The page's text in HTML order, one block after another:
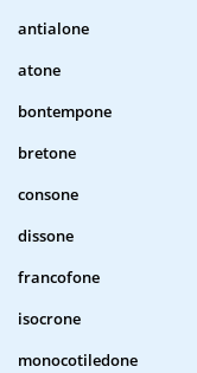
antialone
atone
bontempone
bretone
consone
dissone
francofone
isocrone
monocotiledone